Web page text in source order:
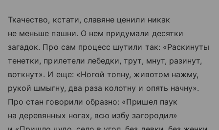
Ткачество, кстати, славяне ценили никак
не меньше пашни. О нем придумали десятки
загадок. Про сам процесс шутили так: «Раскинуты
тенетки, прилетели лебедки, трут, мнут, разинут,
воткнут». И еще: «Ногой топну, животом нажму,
рукой шмыгну, два раза колотну и опять начну».
Про стан говорили образно: «Пришел паук
на деревянных ногах, всю избу загородил»